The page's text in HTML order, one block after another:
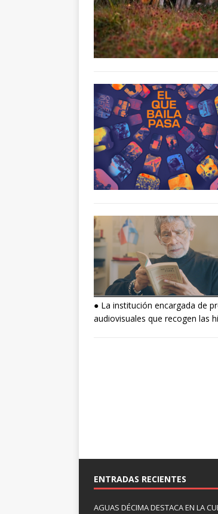
● La institución encargada de
audiovisuales que recogen las
ENTRADAS RECIENTES
AGUAS DÉCIMA DESTACA EN LA